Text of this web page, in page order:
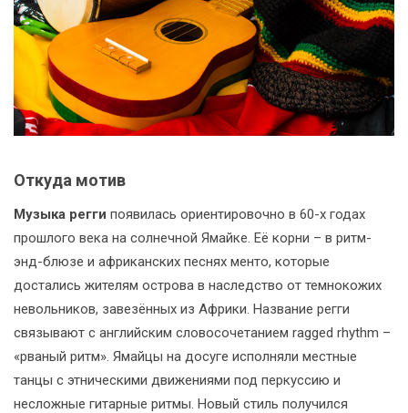
Откуда мотив
Музыка регги появилась ориентировочно в 60-х годах
прошлого века на солнечной Ямайке. Её корни – в ритм-
энд-блюзе и африканских песнях менто, которые
достались жителям острова в наследство от темнокожих
невольников, завезённых из Африки. Название регги
связывают с английским словосочетанием ragged rhythm –
«рваный ритм». Ямайцы на досуге исполняли местные
танцы с этническими движениями под перкуссию и
несложные гитарные ритмы. Новый стиль получился